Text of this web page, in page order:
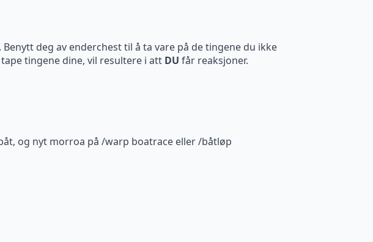
deg av enderchest til å ta vare på de tingene du ikke
tingene dine, vil resultere i att DU får reaksjoner.
og nyt morroa på /warp boatrace eller /båtløp